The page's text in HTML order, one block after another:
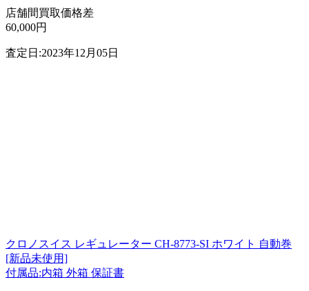
店舗間買取価格差
60,000円
査定日:2023年12月05日
クロノスイス レギュレーター CH-8773-SI ホワイト 自動巻
[新品未使用]
付属品:内箱 外箱 保証書